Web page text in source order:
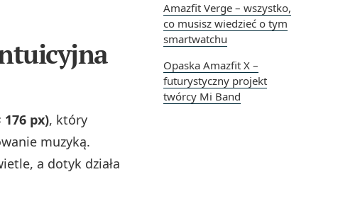
Amazfit Verge – wszystko,
co musisz wiedzieć o tym
smartwatchu
Opaska Amazfit X –
futurystyczny projekt
twórcy Mi Band
176 px), który
muzyką.
a dotyk działa